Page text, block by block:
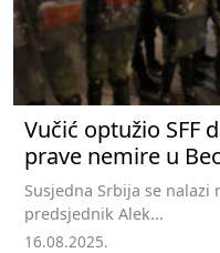
Vučić optužio SFF
prave nemire u
Susjedna Srbija se
predsjednik Alek...
16.08.2025.